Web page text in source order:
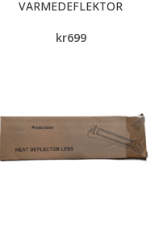
VARMEDEFLEKTOR
kr699